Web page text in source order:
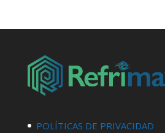
POLÍTICAS DE PRIVACIDAD